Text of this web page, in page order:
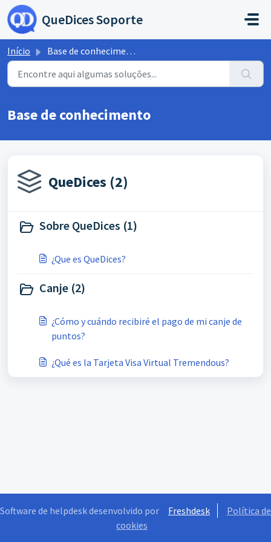
Ir para o conteúdo principal
QueDices Soporte
Início Base de conhecimento
Base de conhecimento
QueDices (2)
Sobre QueDices (1)
¿Que es QueDices?
Canje (2)
¿Cómo y cuándo recibiré el pago de mi canje de
puntos?
¿Qué es la Tarjeta Visa Virtual Tremendous?
Software de helpdesk desenvolvido por Freshdesk
Política de
cookies